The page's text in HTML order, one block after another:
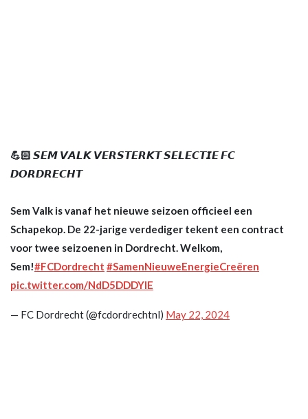
💪🏻 𝙎𝙀𝙈 𝙑𝘼𝙇𝙆 𝙑𝙀𝙍𝙎𝙏𝙀𝙍𝙆𝙏 𝙎𝙀𝙇𝙀𝘾𝙏𝙄𝙀 𝙁𝘾
𝘿𝙊𝙍𝘿𝙍𝙀𝘾𝙃𝙏
Sem Valk is vanaf het nieuwe seizoen officieel een
Schapekop. De 22-jarige verdediger tekent een contract
voor twee seizoenen in Dordrecht. Welkom,
Sem!#FCDordrecht #SamenNieuweEnergieCreëren
pic.twitter.com/NdD5DDDYIE
— FC Dordrecht (@fcdordrechtnl) May 22, 2024